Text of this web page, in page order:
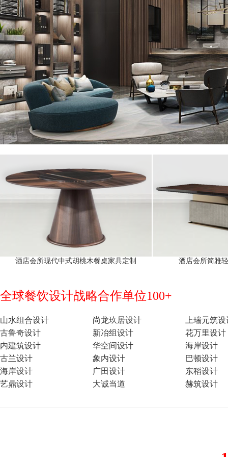
酒店会所现代中式胡桃木餐桌家具定制 酒店会所简雅
全球餐饮设计战略合作单位100+
山水组合设计 尚龙玖居设计
上瑞元筑
古鲁奇设计
新冶组设计
花万里设计
内建筑设计
华空间设计
海岸设计
古兰设计
象内设计
巴顿设计
海岸设计
广田设计
东稻设计
艺鼎设计
大诚当道 赫筑设计